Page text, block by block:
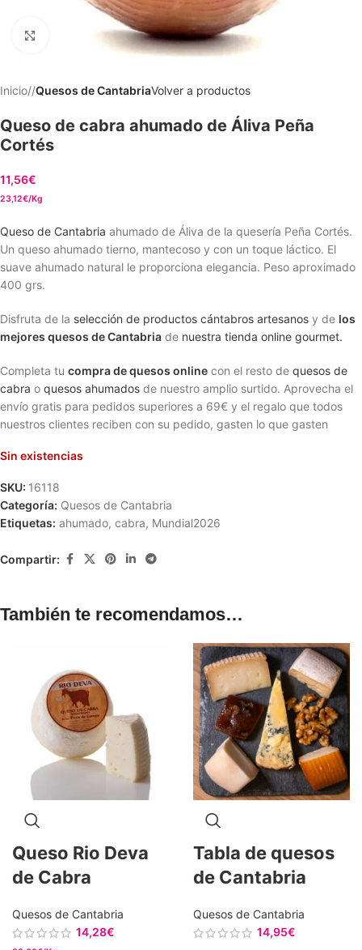
Clic para ampliar
Inicio/ Quesos de CantabriaVolver a productos
Queso de cabra ahumado de Áliva Peña
Cortés
11,56€
23,12€/Kg
Queso de Cantabria ahumado de Áliva de la quesería Peña Cortés.
Un queso ahumado tierno, mantecoso y con un toque láctico. El
suave ahumado natural le proporciona elegancia. Peso aproximado
400 grs.
Disfruta de la selección de productos cántabros artesanos y de los
mejores quesos de Cantabria de nuestra tienda online gourmet.
Completa tu compra de quesos online con el resto de quesos de
cabra o quesos ahumados de nuestro amplio surtido. Aprovecha el
envío gratis para pedidos superiores a 69€ y el regalo que todos
nuestros clientes reciben con su pedido, gasten lo que gasten
Sin existencias
SKU: 16118
Categoría: Quesos de Cantabria
Etiquetas: ahumado, cabra, Mundial2026
Compartir:
También te recomendamos…
Queso Rio Deva
de Cabra
Quesos de Cantabria
14,28€
Tabla de quesos
de Cantabria
Quesos de Cantabria
14,95€